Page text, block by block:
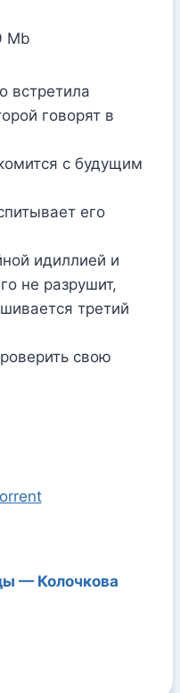
Mb
встретила
говорят в
с будущим
его
идиллией и
не разрушит,
третий
свою
— Колочкова